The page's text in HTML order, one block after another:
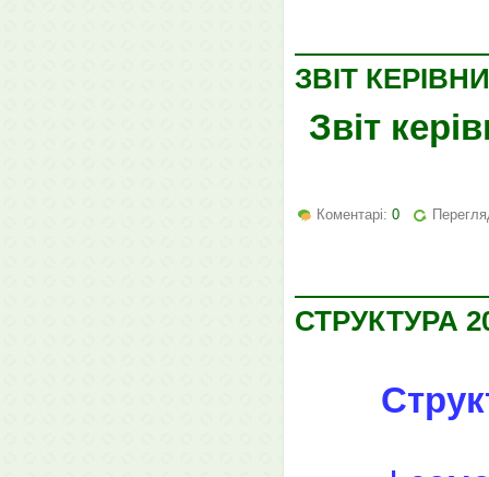
ЗВІТ
Звіт
Коментарі: 0
СТРУКТУРА